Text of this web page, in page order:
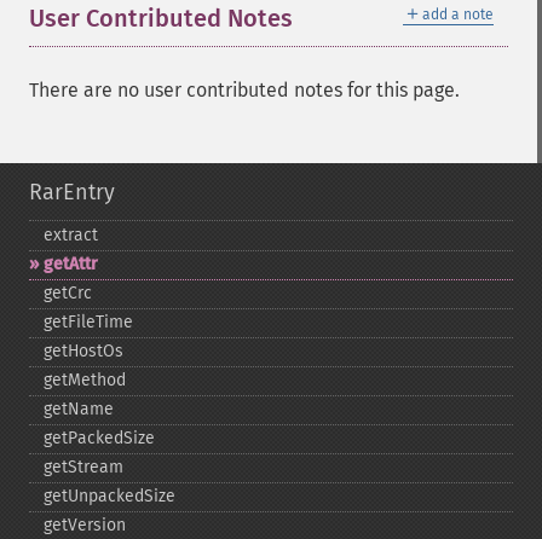
＋ add a note
User Contributed Notes
There are no user contributed notes for this page.
RarEntry
extract
getAttr
getCrc
getFileTime
getHostOs
getMethod
getName
getPackedSize
getStream
getUnpackedSize
getVersion